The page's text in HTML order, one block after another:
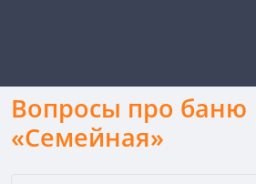
Вопросы про баню
«Семейная»